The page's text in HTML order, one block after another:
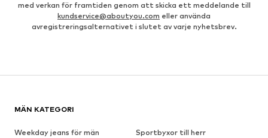
med verkan för framtiden genom att skicka ett meddelande till
kundservice@aboutyou.com eller använda
avregistreringsalternativet i slutet av varje nyhetsbrev.
MÄN KATEGORI
Weekday jeans för män
Sportbyxor till herr